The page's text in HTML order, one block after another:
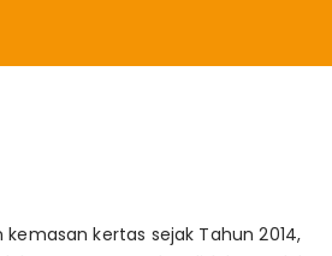
kertas sejak Tahun 2014,